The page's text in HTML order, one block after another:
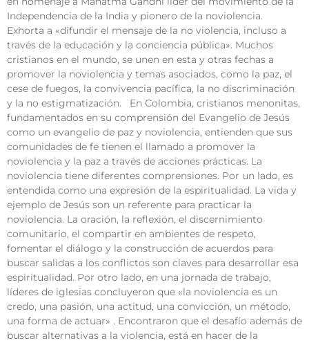
Independencia de la India y pionero de la noviolencia.
Exhorta a «difundir el mensaje de la no violencia, incluso a
través de la educación y la conciencia pública». Muchos
cristianos en el mundo, se unen en esta y otras fechas a
promover la noviolencia y temas asociados, como la paz, el
cese de fuegos, la convivencia pacífica, la no discriminación
y la no estigmatización. En Colombia, cristianos menonitas,
fundamentados en su comprensión del Evangelio de Jesús
como un evangelio de paz y noviolencia, entienden que sus
comunidades de fe tienen el llamado a promover la
noviolencia y la paz a través de acciones prácticas. La
noviolencia tiene diferentes comprensiones. Por un lado, es
entendida como una expresión de la espiritualidad. La vida y
ejemplo de Jesús son un referente para practicar la
noviolencia. La oración, la reflexión, el discernimiento
comunitario, el compartir en ambientes de respeto,
fomentar el diálogo y la construcción de acuerdos para
buscar salidas a los conflictos son claves para desarrollar esa
espiritualidad. Por otro lado, en una jornada de trabajo,
líderes de iglesias concluyeron que «la noviolencia es un
credo, una pasión, una actitud, una convicción, un método,
una forma de actuar» . Encontraron que el desafío además de
buscar alternativas a la violencia, está en hacer de la